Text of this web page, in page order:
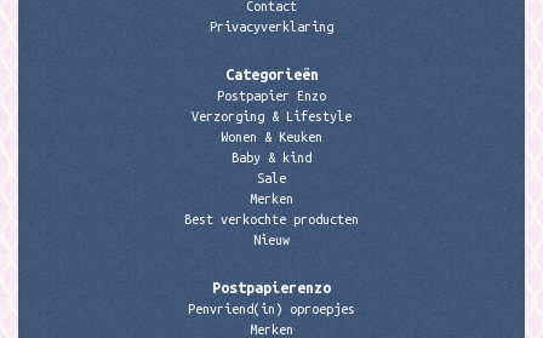
Contact
Privacyverklaring
Categorieën
Postpapier Enzo
Verzorging & Lifestyle
Wonen & Keuken
Baby & kind
Sale
Merken
Best verkochte producten
Nieuw
Postpapierenzo
Penvriend(in) oproepjes
Merken